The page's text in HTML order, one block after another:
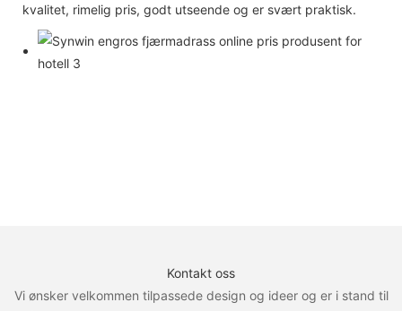
kvalitet, rimelig pris, godt utseende og er svært praktisk.
Kontakt oss
Vi ønsker velkommen tilpassede design og ideer og er i stand til